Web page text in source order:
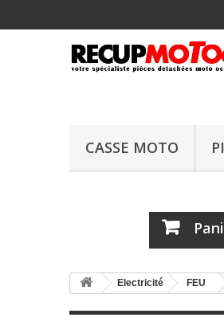
CASSE MOTO
Electricité FEU